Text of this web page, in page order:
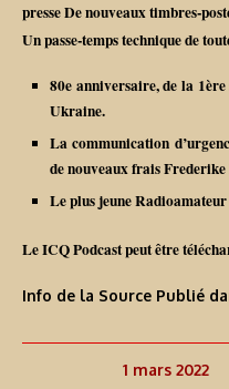
presse De nouveaux timbres-
Un passe-temps technique de
80e anniversaire, de la
Ukraine.
La communication
de nouveaux frais
Le plus jeune
Le ICQ Podcast peut être
Info de la Source Publié
1 mars 2022